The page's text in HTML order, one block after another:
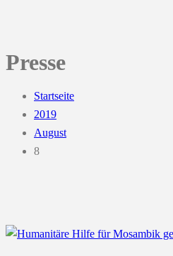
Presse
Startseite
2019
August
8